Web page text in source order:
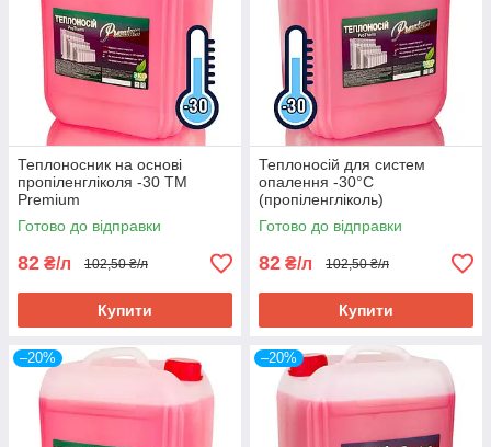
Теплоносник на основі
пропіленгліколя -30 TM
Premium
Готово до відправки
82 ₴/л 102,50 ₴/л
Купити
Теплоносій для систем
опалення -30°C
(пропіленгліколь)
Готово до відправки
82 ₴/л 102,50 ₴/л
Купити
–20% –20%